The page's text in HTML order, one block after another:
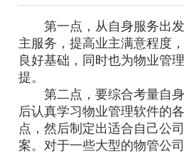
第一点，从自身服务出发
主服务，提高业主满意程度
良好基础，同时也为物业管
提。
第二点，要综合考量自身
后认真学习物业管理软件的
点，然后制定出适合自己公
案。对于一些大型的物管公